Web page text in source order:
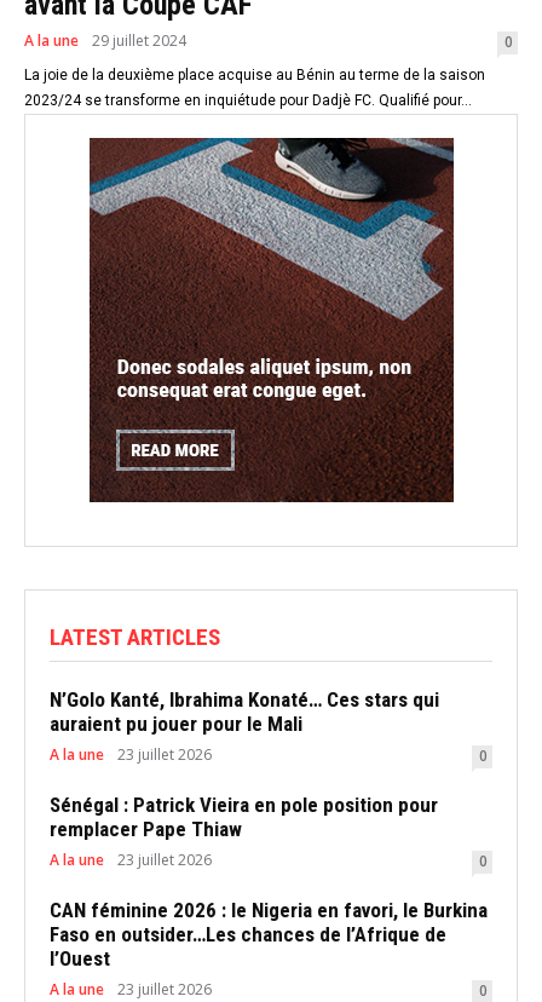
A la une 29 juillet 2024 0
La joie de la deuxième place acquise au Bénin au terme de la saison
2023/24 se transforme en inquiétude pour Dadjè FC. Qualifié pour...
LATEST ARTICLES
N’Golo Kanté, Ibrahima Konaté… Ces stars qui
auraient pu jouer pour le Mali
A la une 23 juillet 2026 0
Sénégal : Patrick Vieira en pole position pour
remplacer Pape Thiaw
A la une 23 juillet 2026 0
CAN féminine 2026 : le Nigeria en favori, le Burkina
Faso en outsider…Les chances de l’Afrique de
l’Ouest
A la une 23 juillet 2026 0